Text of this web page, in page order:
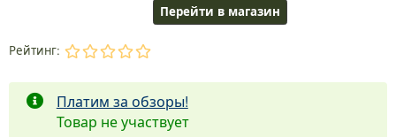
Перейти в магазин
Рейтинг:
Платим за обзоры!
Товар не участвует